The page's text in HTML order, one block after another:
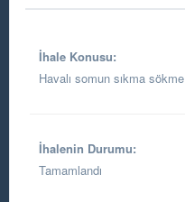
İhale Konusu:
Havalı somun sıkma
İhalenin Durumu:
Tamamlandı